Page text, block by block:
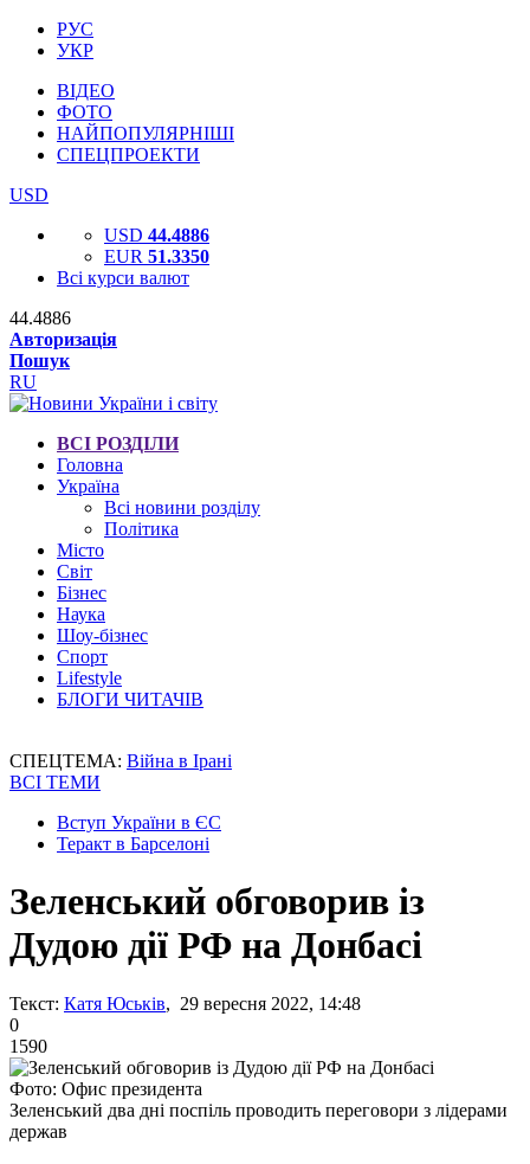
РУС
УКР
ВІДЕО
ФОТО
НАЙПОПУЛЯРНІШІ
СПЕЦПРОЕКТИ
USD
USD 44.4886
EUR 51.3350
Всі курси валют
44.4886
Авторизація
Пошук
RU
ВСІ РОЗДІЛИ
Головна
Україна
Всі новини розділу
Політика
Місто
Світ
Бізнес
Наука
Шоу-бізнес
Спорт
Lifestyle
БЛОГИ ЧИТАЧІВ
СПЕЦТЕМА: Війна в Ірані
ВСІ ТЕМИ
Вступ України в ЄС
Теракт в Барселоні
Зеленський обговорив із
Дудою дії РФ на Донбасі
Текст: Катя Юськів, 29 вересня 2022, 14:48
0
1590
Фото: Офис президента
Зеленський два дні поспіль проводить переговори з лідерами
держав